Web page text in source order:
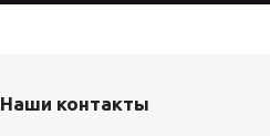
Наши контакты